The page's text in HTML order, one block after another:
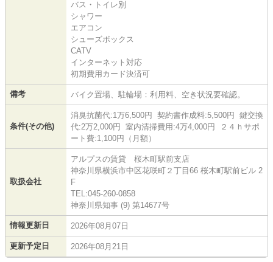
バス・トイレ別
シャワー
エアコン
シューズボックス
CATV
インターネット対応
初期費用カード決済可
備考 バイク置場、駐輪場：利用料、空き状況要確認。
条件(その他)
消臭抗菌代:1万6,500円 契約書作成料:5,500円 鍵交換
代:2万2,000円 室内清掃費用:4万4,000円 ２４ｈサポ
ート費:1,100円（月額）
取扱会社
アルプスの賃貸 桜木町駅前支店
神奈川県横浜市中区花咲町２丁目66 桜木町駅前ビル 2
F
TEL:045-260-0858
神奈川県知事 (9) 第14677号
情報更新日 2026年08月07日
更新予定日 2026年08月21日